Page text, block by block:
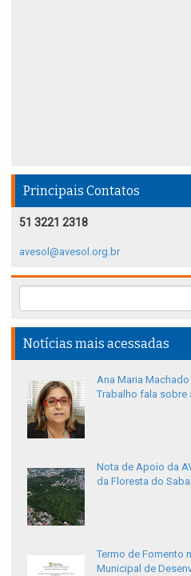
Principais Contatos
51 3221 2318
avesol@avesol.org.br
Notícias mais acessadas
Ana Maria
Trabalho fala
Nota de Apoio da
da Floresta do
Termo de Fomento
Municipal de